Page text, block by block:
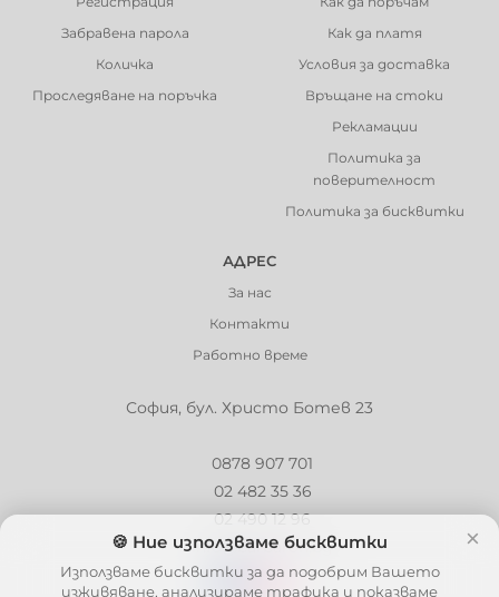
Забравена парола
Количка
Проследяване на поръчка
Как да платя
Условия за доставка
Връщане на стоки
Рекламации
Политика за
поверителност
Политика за бисквитки
АДРЕС
За нас
Контакти
Работно време
София, бул. Христо Ботев 23
0878 907 701
02 482 35 36
02 490 12 96
info@barbaron.bg
×
🍪 Ние използваме бисквитки
Използваме бисквитки за да подобрим Вашето
изживяване, анализираме трафика и показваме